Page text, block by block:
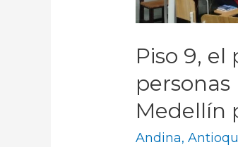
Piso 9,
Medellín
Andina,